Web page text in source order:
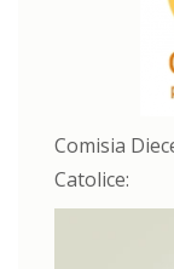
Comisia
Catolice: